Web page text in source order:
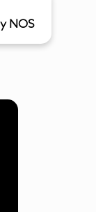
NOS